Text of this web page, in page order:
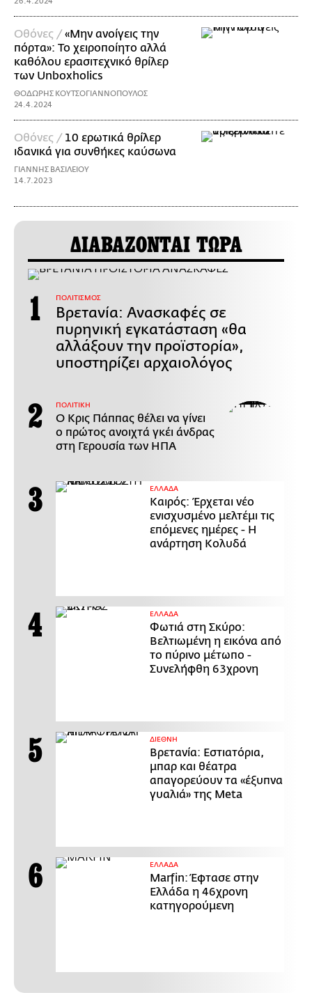
Οθόνες /«Μην ανοίγεις την
πόρτα»: Το χειροποίητο αλλά
καθόλου ερασιτεχνικό θρίλερ
των Unboxholics
ΘΟΔΩΡΗΣ ΚΟΥΤΣΟΓΙΑΝΝΟΠΟΥΛΟΣ
24.4.2024
Οθόνες / 10 ερωτικά θρίλερ
ιδανικά για συνθήκες καύσωνα
ΓΙΑΝΝΗΣ ΒΑΣΙΛΕΙΟΥ
14.7.2023
ΔΙΑΒΑΖΟΝΤΑΙ ΤΩΡΑ
ΠΟΛΙΤΙΣΜΟΣ
Βρετανία: Ανασκαφές σε
πυρηνική εγκατάσταση «θα
αλλάξουν την προϊστορία»,
υποστηρίζει αρχαιολόγος
ΠΟΛΙΤΙΚΗ
Ο Κρις Πάππας θέλει να γίνει
ο πρώτος ανοιχτά γκέι άνδρας
στη Γερουσία των ΗΠΑ
ΕΛΛΑΔΑ
Καιρός: Έρχεται νέο
ενισχυσμένο μελτέμι τις
επόμενες ημέρες - Η
ανάρτηση Κολυδά
ΕΛΛΑΔΑ
Φωτιά στη Σκύρο:
Βελτιωμένη η εικόνα από
το πύρινο μέτωπο -
Συνελήφθη 63χρονη
ΔΙΕΘΝΗ
Βρετανία: Εστιατόρια,
μπαρ και θέατρα
απαγορεύουν τα «έξυπνα
γυαλιά» της Meta
ΕΛΛΑΔΑ
Marfin: Έφτασε στην
Ελλάδα η 46χρονη
κατηγορούμενη